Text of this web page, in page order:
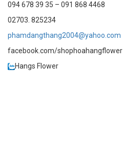
094 678 39 35 – 091 868 4468
02703. 825234
phamdangthang2004@yahoo.com
facebook.com/shophoahangflower
Hangs Flower